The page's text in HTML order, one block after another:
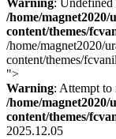
Warning: Undefined
/home/
content/themes/
/home/magnet2020/
content/themes/
">
Warning: Attempt
/home/
content/themes/
2025.12.05